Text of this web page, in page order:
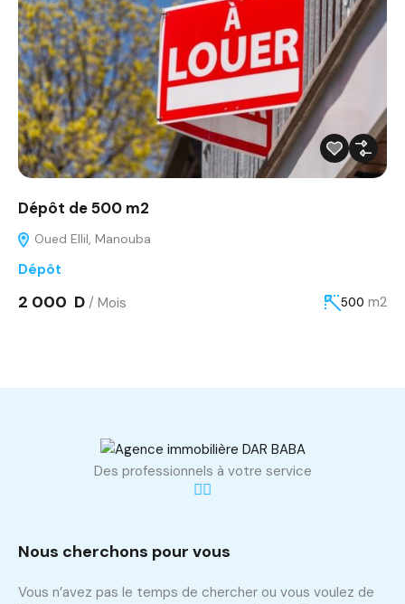
Dépôt de 500 m2
Oued Ellil, Manouba
Dépôt
2 000 D / Mois 500 m2
Des professionnels à votre service
Nous cherchons pour vous
Vous n’avez pas le temps de chercher ou vous voulez de